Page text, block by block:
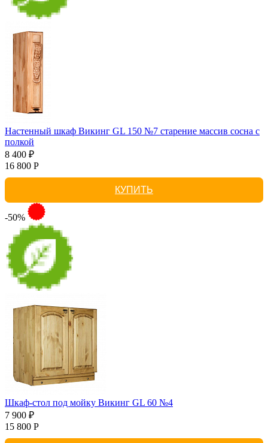
Настенный шкаф Викинг GL 150 №7 старение массив сосна с
полкой
8 400 ₽
16 800 Р
КУПИТЬ
-50%
Шкаф-стол под мойку Викинг GL 60 №4
7 900 ₽
15 800 Р